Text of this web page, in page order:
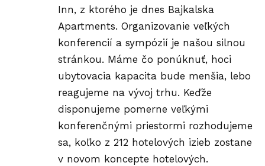
Inn, z ktorého je dnes Bajkalska
Apartments. Organizovanie veľkých
konferencií a sympózií je našou silnou
stránkou. Máme čo ponúknuť, hoci
ubytovacia kapacita bude menšia, lebo
reagujeme na vývoj trhu. Keďže
disponujeme pomerne veľkými
konferenčnými priestormi rozhodujeme
sa, koľko z 212 hotelových izieb zostane
v novom koncepte hotelových.